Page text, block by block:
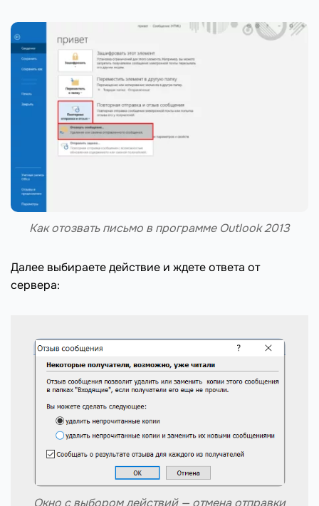
Как отозвать письмо в программе Outlook 2013
Далее выбираете действие и ждете ответа от
сервера:
Окно с выбором действий — отмена отправки